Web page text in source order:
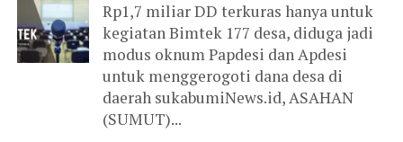
Rp1,7 miliar DD terkuras hanya untuk
kegiatan Bimtek 177 desa, diduga jadi
modus oknum Papdesi dan Apdesi
untuk menggerogoti dana desa di
daerah sukabumiNews.id, ASAHAN
(SUMUT)...